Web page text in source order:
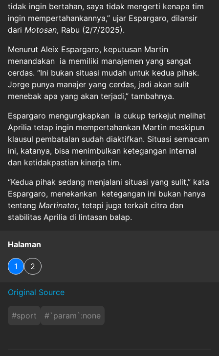
tidak ingin bertahan, saya tidak mengerti kenapa tim
ingin mempertahankannya,” ujar Espargaro, dilansir
dari Motosan, Rabu (2/7/2025).
Menurut Aleix Espargaro, keputusan Martin
menandakan ia memiliki manajemen yang sangat
cerdas. “Ini bukan situasi mudah untuk kedua pihak.
Jorge punya manajer yang cerdas, jadi akan sulit
menebak apa yang akan terjadi,” tambahnya.
Espargaro mengungkapkan ia cukup terkejut melihat
Aprilia tetap ingin mempertahankan Martin meskipun
klausul pembatalan sudah diaktifkan. Situasi semacam
ini, katanya, bisa menimbulkan ketegangan internal
dan ketidakpastian kinerja tim.
“Kedua pihak sedang menjalani situasi yang sulit,” kata
Espargaro, menekankan ketegangan ini bukan hanya
tentang Martinator, tetapi juga terkait citra dan
stabilitas Aprilia di lintasan balap.
Halaman
1 2
Original Source
#sport #`param`:none